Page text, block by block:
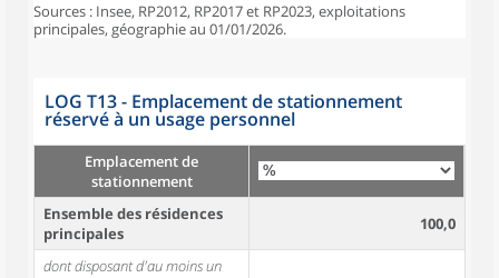
Sources : Insee, RP2012, RP2017 et RP2023, exploitations
principales, géographie au 01/01/2026.
LOG T13 - Emplacement de stationnement
réservé à un usage personnel
Emplacement de
stationnement
Ensemble des résidences
principales
100,0
dont disposant d'au moins un